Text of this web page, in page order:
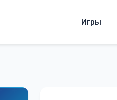
Игры